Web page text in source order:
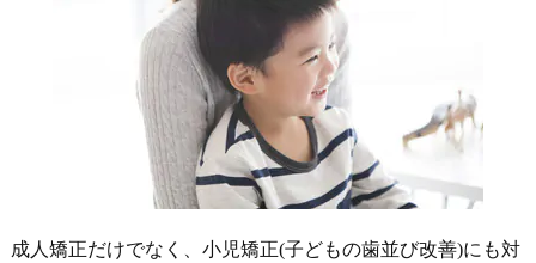
成人矯正だけでなく、小児矯正(子どもの歯並び改善)にも対